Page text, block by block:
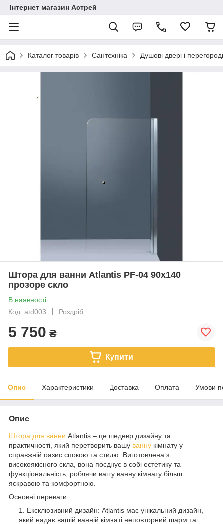
Інтернет магазин Астрей
Каталог товарів Сантехніка Душові двері і
Штора для ванни Atlantis PF-04 90x140
прозоре скло
В наявності
Код: atd003
Роздріб
5 750 ₴
Купити
Опис Характеристики Доставка Оплата Умови
Опис
Штора для ванни Atlantis – це шедевр дизайну та
практичності, який перетворить вашу ванну кімнату у
справжній оазис спокою та стилю. Виготовлена з
високоякісного скла, вона поєднує в собі естетику та
функціональність, роблячи вашу ванну кімнату більш
яскравою та комфортною.
Основні переваги:
Ексклюзивний дизайн: Atlantis має унікальний дизайн,
який надає вашій ванній кімнаті неповторний шарм та